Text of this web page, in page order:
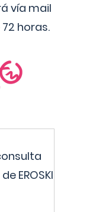
vía mail
horas.
EROSKI